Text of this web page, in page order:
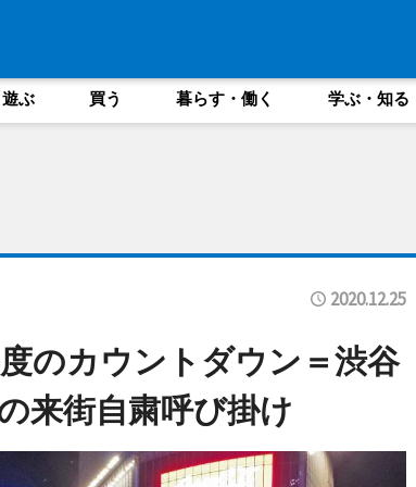
ぶ 買う 暮らす・働く 学ぶ・知る
2020.12.25
のカウントダウン＝渋谷
来街自粛呼び掛け